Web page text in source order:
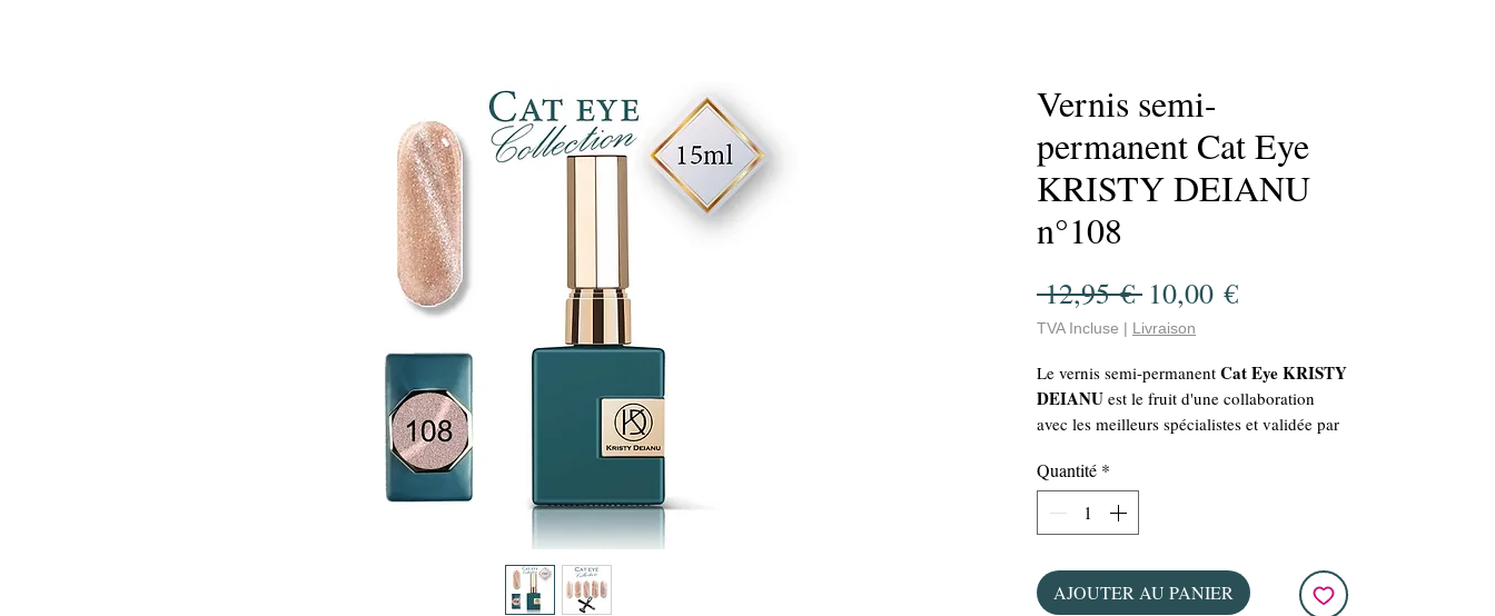
Vernis semi-
permanent Cat Eye
KRISTY DEIANU
n°108
12,95 € Prix
original
10,00 €Prix
TVA Incluse | Livraison
Le vernis semi-permanent Cat Eye KRISTY
DEIANU est le fruit d'une collaboration
avec les meilleurs spécialistes et validée par
une manucure parfaite grâce à sa grande
capacité de couvrance et sa facilité
d'application. Avec une bouteille de 15 ml,
imbattable!!! De plus, sa tenue longue durée
de plusieurs semaines vous assure une
Quantité *
AJOUTER AU PANIER